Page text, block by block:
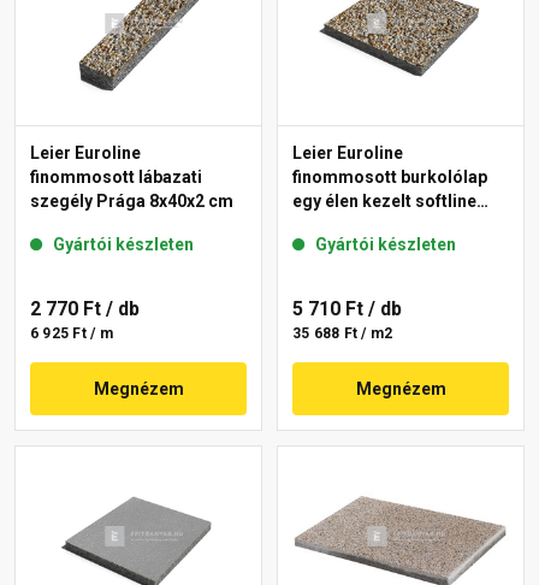
Leier Euroline
finommosott lábazati
szegély Prága 8x40x2 cm
Gyártói készleten
2 770 Ft / db
6 925 Ft / m
Megnézem
Leier Euroline
finommosott burkolólap
egy élen kezelt softline
Gyártói készleten
5 710 Ft / db
35 688 Ft / m2
Megnézem